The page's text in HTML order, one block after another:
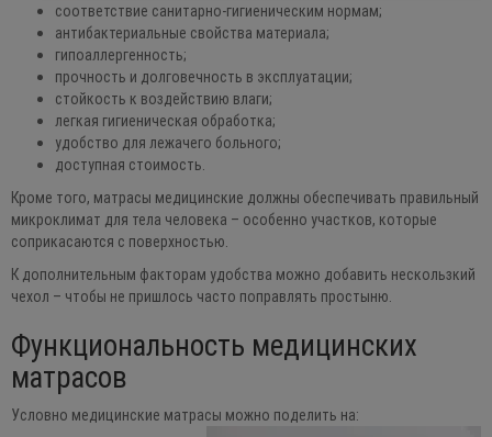
соответствие санитарно-гигиеническим нормам;
антибактериальные свойства материала;
гипоаллергенность;
прочность и долговечность в эксплуатации;
стойкость к воздействию влаги;
легкая гигиеническая обработка;
удобство для лежачего больного;
доступная стоимость.
Кроме того, матрасы медицинские должны обеспечивать правильный
микроклимат для тела человека – особенно участков, которые
соприкасаются с поверхностью.
К дополнительным факторам удобства можно добавить нескользкий
чехол – чтобы не пришлось часто поправлять простыню.
Функциональность медицинских
матрасов
Условно медицинские матрасы можно поделить на: